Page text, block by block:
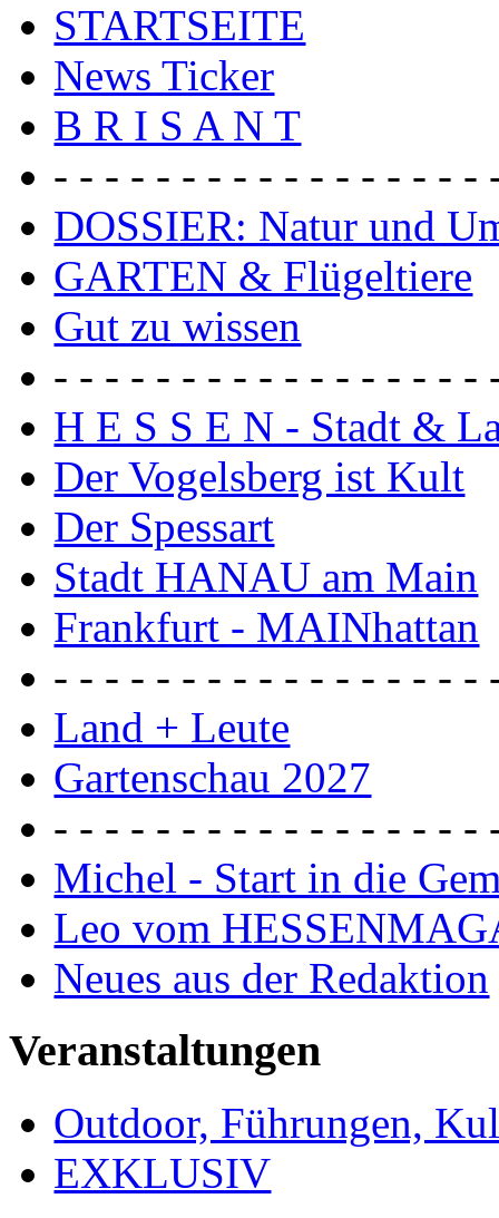
STARTSEITE
News Ticker
B R I S A N T
- - - - - - - - - - - - - - - - -
DOSSIER: Natur und
GARTEN & Flügeltiere
Gut zu wissen
- - - - - - - - - - - - - - - - -
H E S S E N - Stadt &
Der Vogelsberg ist Kult
Der Spessart
Stadt HANAU am Main
Frankfurt - MAINhattan
- - - - - - - - - - - - - - - - -
Land + Leute
Gartenschau 2027
- - - - - - - - - - - - - - - - -
Michel - Start in die
Leo vom
Neues aus der Redaktion
Veranstaltungen
Outdoor, Führungen,
EXKLUSIV